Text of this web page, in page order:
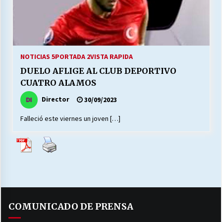
MUNICIPALIDAD, TRABAJADORES, CLIMA
LABORAL:
13/07/2026
Escuela hospitalaria El Carmen de Maipu.
25/06/2026
¿Qué habrían dicho?
MUNICIPALIDADES, HONORARIOS, DESPIDOS
NOTICIAS 5PORTADA 2VISTA RAPIDA
DUELO AFLIGE AL CLUB DEPORTIVO
CUATRO ALAMOS
Director 30/09/2023
Falleció este viernes un joven […]
COMUNICADO DE PRENSA